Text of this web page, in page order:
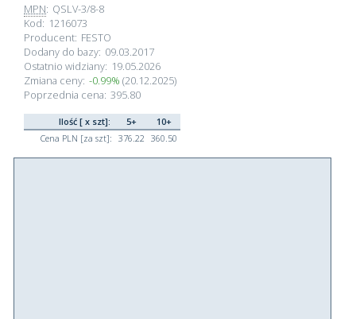
MPN: QSLV-3/8-8
Kod: 1216073
Producent: FESTO
Dodany do bazy: 09.03.2017
Ostatnio widziany: 19.05.2026
Zmiana ceny: -0.99% (20.12.2025)
Poprzednia cena: 395.80
Ilość [ x szt]: 5+
10+
Cena PLN [za szt]: 376.22 360.50